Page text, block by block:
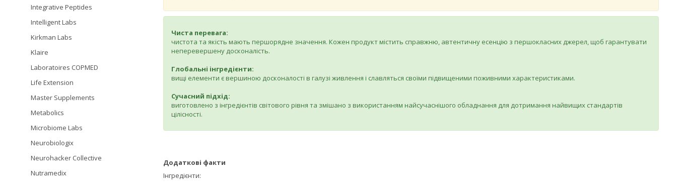
Чиста перевага:
чистота та якість мають першорядне значення. Кожен продукт містить справжню, автентичну есенцію з першокласних джерел, щоб гарантувати
неперевершену досконалість.
Глобальні інгредієнти:
вищі елементи є вершиною досконалості в галузі живлення і славляться своїми підвищеними поживними характеристиками.
Сучасний підхід:
виготовлено з інгредієнтів світового рівня та змішано з використанням найсучаснішого обладнання для дотримання найвищих стандартів
цілісності.
Додаткові факти
Інгредієнти:
Integrative Peptides
Intelligent Labs
Kirkman Labs
Klaire
Laboratoires COPMED
Life Extension
Master Supplements
Metabolics
Microbiome Labs
Neurobiologix
Neurohacker Collective
Nutramedix